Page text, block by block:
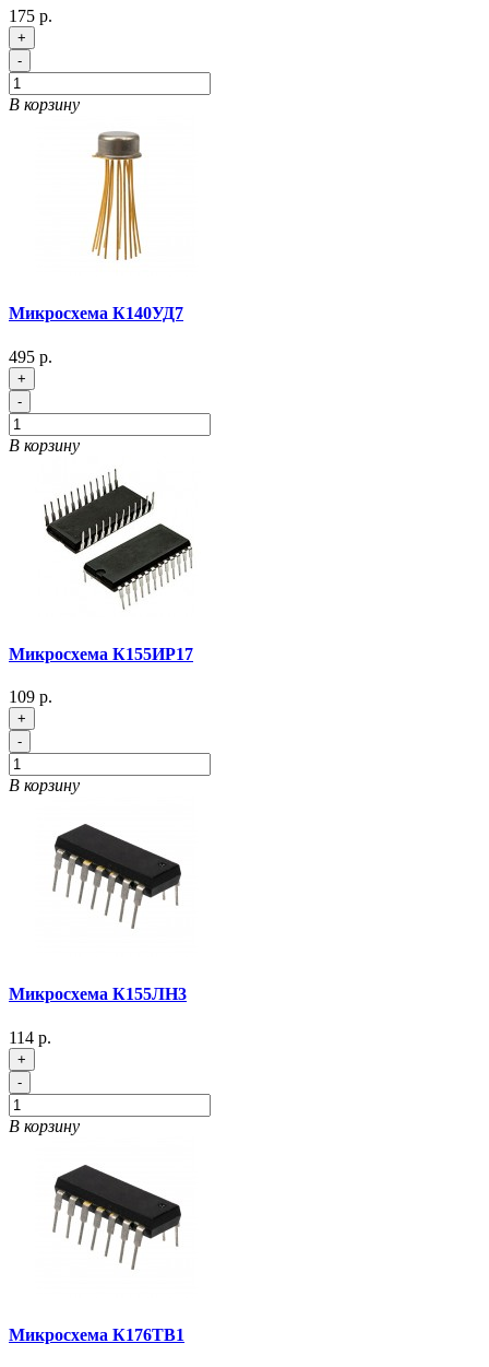
175 р.
+
-
В корзину
Микросхема К140УД7
495 р.
+
-
В корзину
Микросхема К155ИР17
109 р.
+
-
В корзину
Микросхема К155ЛН3
114 р.
+
-
В корзину
Микросхема К176ТВ1